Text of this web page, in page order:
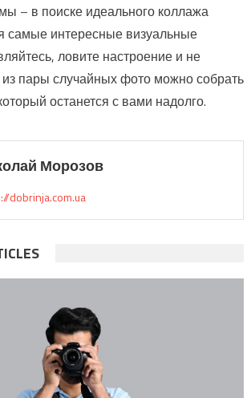
– в поиске идеального коллажа
самые интересные визуальные
ловите настроение и не
пары случайных фото можно собрать
останется с вами надолго.
Морозов
dobrinja.com.ua